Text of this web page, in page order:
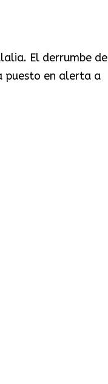
El derrumbe de
puesto en alerta a